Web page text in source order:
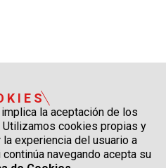
la aceptación de los
Utilizamos cookies propias y
experiencia del usuario a
navegando acepta su